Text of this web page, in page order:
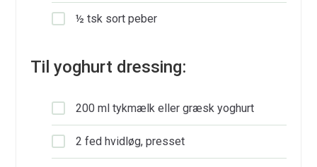
½ tsk sort peber
Til yoghurt dressing:
200 ml tykmælk eller græsk yoghurt
2 fed hvidløg, presset